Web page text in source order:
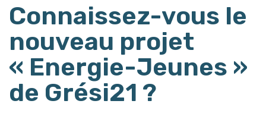
Connaissez-vous le
nouveau projet
« Energie-Jeunes »
de Grési21 ?